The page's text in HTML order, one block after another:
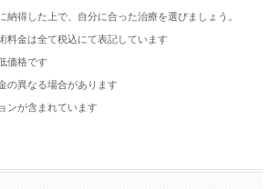
納得した上で、自分に合った治療を選びましょう。
料金は全て税込にて表記しています
価格です
の異なる場合があります
ンが含まれています